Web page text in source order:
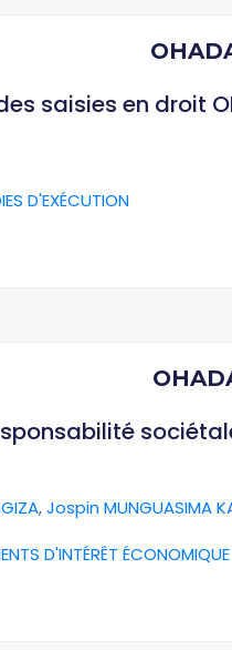
saisies en droit
D'EXÉCUTION
,Jospin MUNGUASIMA
D'INTÉRÊT ÉCONOMIQUE